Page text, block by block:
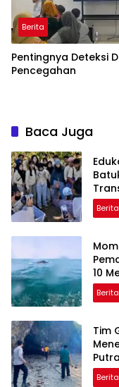
Berita
Pentingnya Deteksi
Pencegahan
Baca Juga
Berita
10
Berita
Tim
Berita